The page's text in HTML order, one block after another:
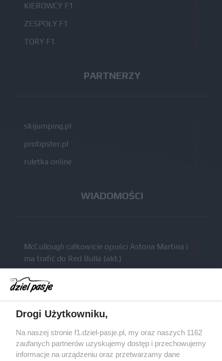
KIEROWCY F1
ZESPOŁY F1
TORY F1
PARTNERZY
skijumping.pl
protipster.pl
ruletka online
WIADOMOŚCI
McCullough całkowicie opuści Astona Martina i
ma trafić do Red Bulla (akt.)
Dochód F1 spadł o 61 procent względem
zeszłego sezonu
algorytmach?
Honda uświadomiła sobie skalę problemów z
silnikiem dopiero w styczniu
Audi planuje wprowadzić jeszcze cztery duże
Drogi Użytkowniku,
Na naszej stronie f1.dziel-pasje.pl, my oraz naszych 1162
zaufanych partnerów uzyskujemy dostęp i przechowujemy
informacje na urządzeniu oraz przetwarzamy dane